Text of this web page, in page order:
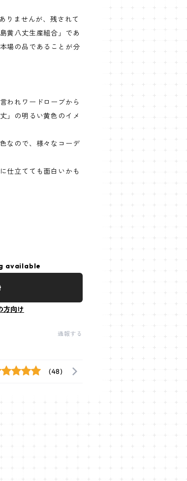
りませんが、残されて
黄八丈生産組合」であ
場の品であることが分
われワードローブから
」の明るい黄色のイメ
なので、様々なコーデ
仕立てても面白いかも
available
方向け
通報する
(48)